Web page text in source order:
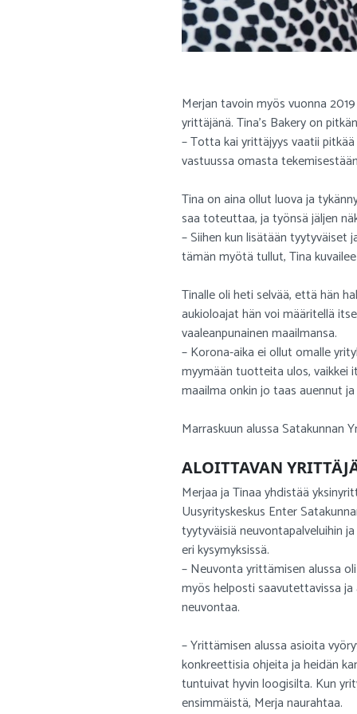
Merjan tavoin myös vuonna
yrittäjänä. Tina’s Bakery on
– Totta kai yrittäjyys vaatii
vastuussa omasta
Tina on aina ollut luova ja
saa toteuttaa, ja työnsä jäljen
– Siihen kun lisätään tyytyväiset
tämän myötä tullut, Tina
Tinalle oli heti selvää, että hän
aukioloajat hän voi määritellä
vaaleanpunainen maailmansa.
– Korona-aika ei ollut omalle
myymään tuotteita ulos, vaikkei
maailma onkin jo taas auennut
Marraskuun alussa Satakunnan
ALOITTAVAN
Merjaa ja Tinaa yhdistää
Uusyrityskeskus Enter
tyytyväisiä neuvontapalveluihin
eri kysymyksissä.
– Neuvonta yrittämisen alussa
myös helposti saavutettavissa
neuvontaa.
– Yrittämisen alussa asioita
konkreettisia ohjeita ja heidän
tuntuivat hyvin loogisilta. Kun
ensimmäistä, Merja naurahtaa.